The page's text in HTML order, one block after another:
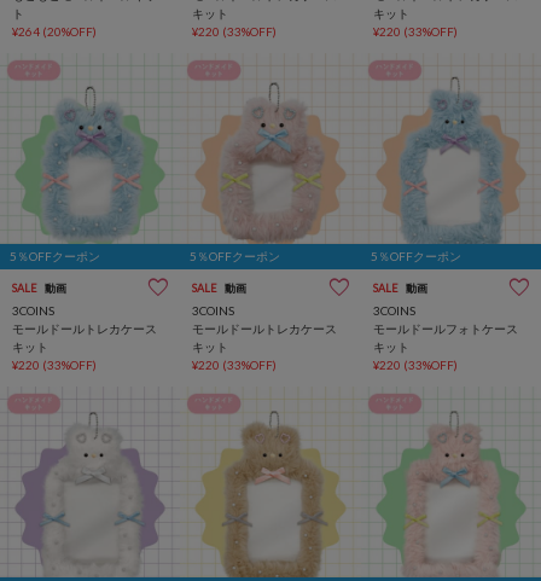
ト
¥264 (20%OFF)
キット
¥220 (33%OFF)
キット
¥220 (33%OFF)
5％OFFクーポン
SALE 動画
3COINS
モールドールトレカケース
キット
¥220 (33%OFF)
5％OFFクーポン
SALE 動画
3COINS
モールドールトレカケース
キット
¥220 (33%OFF)
5％OFFクーポン
SALE 動画
3COINS
モールドールフォトケース
キット
¥220 (33%OFF)